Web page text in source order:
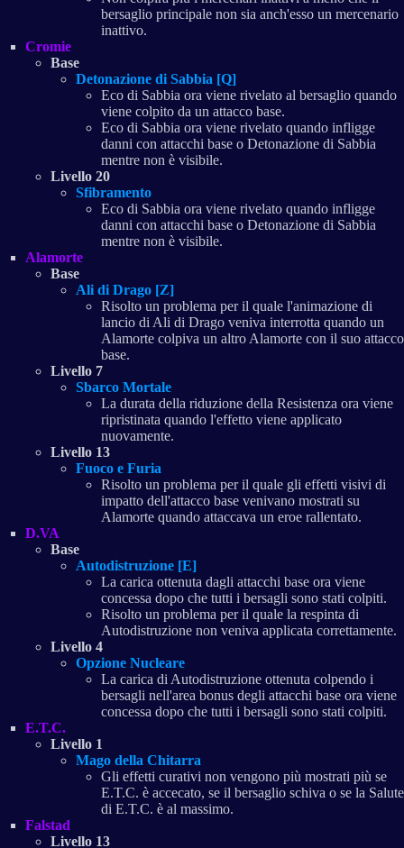
bersaglio principale non sia anch'esso un mercenario
inattivo.
Cromie
Base
Detonazione di Sabbia [Q]
Eco di Sabbia ora viene rivelato al bersaglio quando
viene colpito da un attacco base.
Eco di Sabbia ora viene rivelato quando infligge
danni con attacchi base o Detonazione di Sabbia
mentre non è visibile.
Livello 20
Sfibramento
Eco di Sabbia ora viene rivelato quando infligge
danni con attacchi base o Detonazione di Sabbia
mentre non è visibile.
Alamorte
Base
Ali di Drago [Z]
Risolto un problema per il quale l'animazione di
lancio di Ali di Drago veniva interrotta quando un
Alamorte colpiva un altro Alamorte con il suo attacco
base.
Livello 7
Sbarco Mortale
La durata della riduzione della Resistenza ora viene
ripristinata quando l'effetto viene applicato
nuovamente.
Livello 13
Fuoco e Furia
Risolto un problema per il quale gli effetti visivi di
impatto dell'attacco base venivano mostrati su
Alamorte quando attaccava un eroe rallentato.
D.VA
Base
Autodistruzione [E]
La carica ottenuta dagli attacchi base ora viene
concessa dopo che tutti i bersagli sono stati colpiti.
Risolto un problema per il quale la respinta di
Autodistruzione non veniva applicata correttamente.
Livello 4
Opzione Nucleare
La carica di Autodistruzione ottenuta colpendo i
bersagli nell'area bonus degli attacchi base ora viene
concessa dopo che tutti i bersagli sono stati colpiti.
E.T.C.
Livello 1
Mago della Chitarra
Gli effetti curativi non vengono più mostrati più se
E.T.C. è accecato, se il bersaglio schiva o se la Salute
di E.T.C. è al massimo.
Falstad
Livello 13